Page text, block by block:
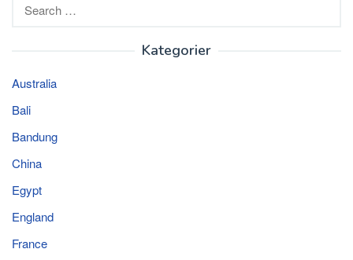
for:
Kategorier
Australia
Bali
Bandung
China
Egypt
England
France